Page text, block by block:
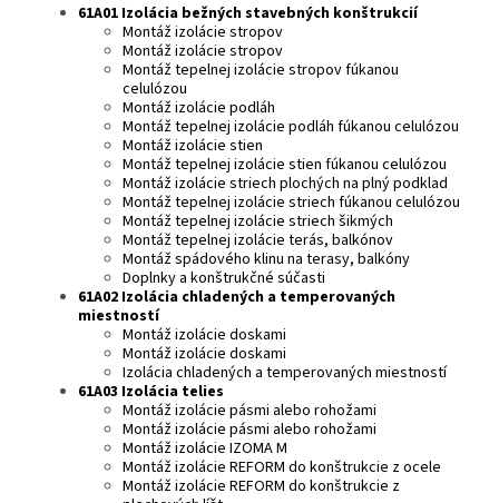
61A01 Izolácia bežných stavebných konštrukcií
Montáž izolácie stropov
Montáž izolácie stropov
Montáž tepelnej izolácie stropov fúkanou
celulózou
Montáž izolácie podláh
Montáž tepelnej izolácie podláh fúkanou celulózou
Montáž izolácie stien
Montáž tepelnej izolácie stien fúkanou celulózou
Montáž izolácie striech plochých na plný podklad
Montáž tepelnej izolácie striech fúkanou celulózou
Montáž tepelnej izolácie striech šikmých
Montáž tepelnej izolácie terás, balkónov
Montáž spádového klinu na terasy, balkóny
Doplnky a konštrukčné súčasti
61A02 Izolácia chladených a temperovaných
miestností
Montáž izolácie doskami
Montáž izolácie doskami
Izolácia chladených a temperovaných miestností
61A03 Izolácia telies
Montáž izolácie pásmi alebo rohožami
Montáž izolácie pásmi alebo rohožami
Montáž izolácie IZOMA M
Montáž izolácie REFORM do konštrukcie z ocele
Montáž izolácie REFORM do konštrukcie z